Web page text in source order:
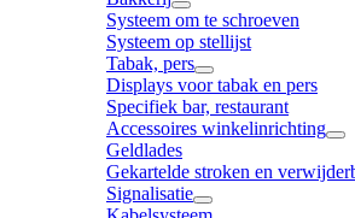
Systeem om te schroeven
Systeem op stellijst
Tabak, pers
Displays voor tabak en pers
Specifiek bar, restaurant
Accessoires winkelinrichting
Geldlades
Gekartelde stroken en
Signalisatie